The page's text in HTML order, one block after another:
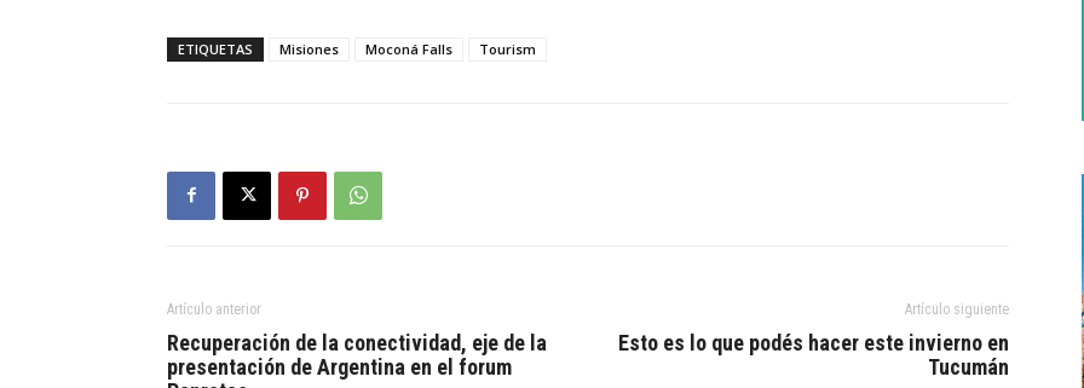
ETIQUETAS Misiones Moconá Falls Tourism
Artículo anterior
Recuperación de la conectividad, eje de la
presentación de Argentina en el forum
Artículo siguiente
Esto es lo que podés hacer este invierno en
Tucumán